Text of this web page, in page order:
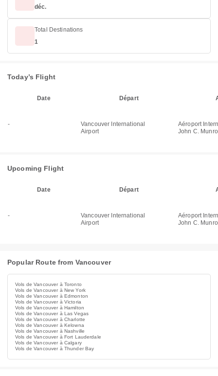
déc.
Total Destinations
1
Today’s Flight
Date Départ
-
Vancouver International
Airport
Aéroport
John C.
Upcoming Flight
Date Départ
-
Vancouver International
Airport
Aéroport
John C.
Popular Route from Vancouver
Vols de Vancouver à Toronto
Vols de Vancouver à New York
Vols de Vancouver à Edmonton
Vols de Vancouver à Victoria
Vols de Vancouver à Hamilton
Vols de Vancouver à Las Vegas
Vols de Vancouver à Charlotte
Vols de Vancouver à Kelowna
Vols de Vancouver à Nashville
Vols de Vancouver à Fort Lauderdale
Vols de Vancouver à Calgary
Vols de Vancouver à Thunder Bay